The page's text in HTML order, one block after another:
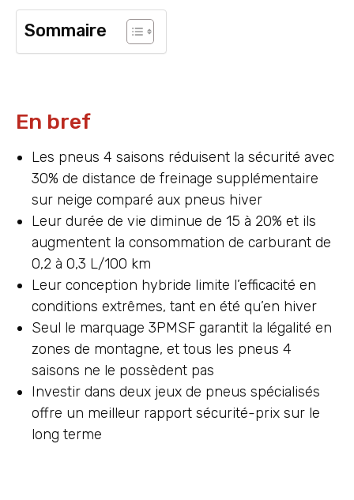
Sommaire
En bref
Les pneus 4 saisons réduisent la sécurité avec
30% de distance de freinage supplémentaire
sur neige comparé aux pneus hiver
Leur durée de vie diminue de 15 à 20% et ils
augmentent la consommation de carburant de
0,2 à 0,3 L/100 km
Leur conception hybride limite l’efficacité en
conditions extrêmes, tant en été qu’en hiver
Seul le marquage 3PMSF garantit la légalité en
zones de montagne, et tous les pneus 4
saisons ne le possèdent pas
Investir dans deux jeux de pneus spécialisés
offre un meilleur rapport sécurité-prix sur le
long terme